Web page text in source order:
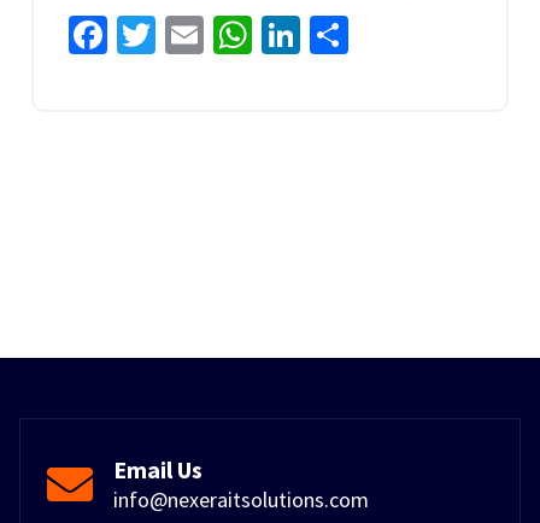
Facebook
Twitter
EmailWhatsApp
LinkedIn
Email Us
info@nexeraitsolutions.com